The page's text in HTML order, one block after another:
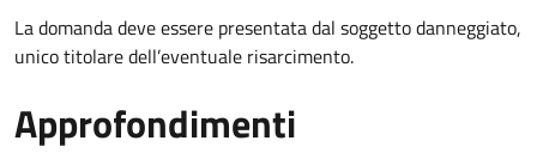
La domanda deve essere presentata dal soggetto danneggiato,
unico titolare dell’eventuale risarcimento.
Approfondimenti